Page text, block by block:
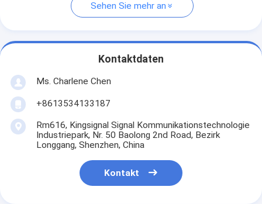
Sehen Sie mehr an
Kontaktdaten
Ms. Charlene Chen
+8613534133187
Rm616, Kingsignal Signal Kommunikationstechnologie
Industriepark, Nr. 50 Baolong 2nd Road, Bezirk
Longgang, Shenzhen, China
Kontakt